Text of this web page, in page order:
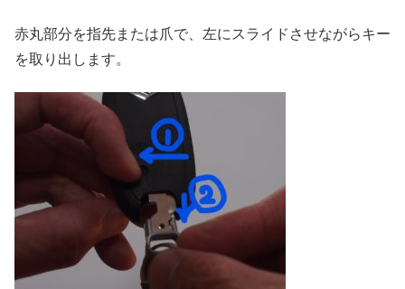
赤丸部分を指先または爪で、左にスライドさせながらキー
を取り出します。